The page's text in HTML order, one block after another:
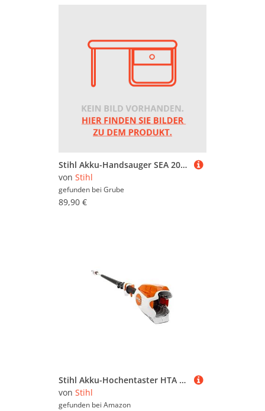
Stihl Akku-Handsauger SEA 20 ohne Akku und Ladegerät
von Stihl
gefunden bei Grube
89,90 €
Stihl Akku-Hochentaster HTA 86 - ohne Akku & Ladegerät
von Stihl
gefunden bei Amazon